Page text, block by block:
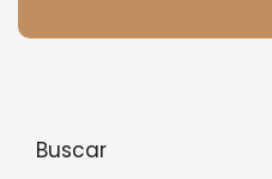
Buscar